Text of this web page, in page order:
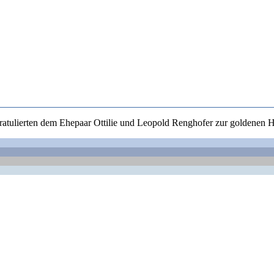
dem Ehepaar Ottilie und Leopold Renghofer zur goldenen